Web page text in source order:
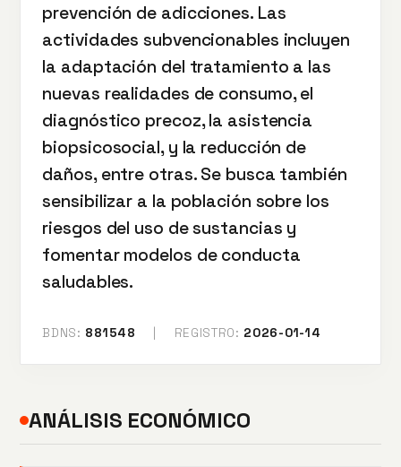
prevención de adicciones. Las
actividades subvencionables incluyen
la adaptación del tratamiento a las
nuevas realidades de consumo, el
diagnóstico precoz, la asistencia
biopsicosocial, y la reducción de
daños, entre otras. Se busca también
sensibilizar a la población sobre los
riesgos del uso de sustancias y
fomentar modelos de conducta
saludables.
BDNS: 881548 REGISTRO: 2026-01-14
ANÁLISIS ECONÓMICO